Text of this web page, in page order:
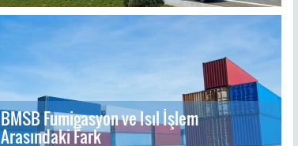
BMSB Fumigasyon ve Isıl İşlem
Arasındaki Fark